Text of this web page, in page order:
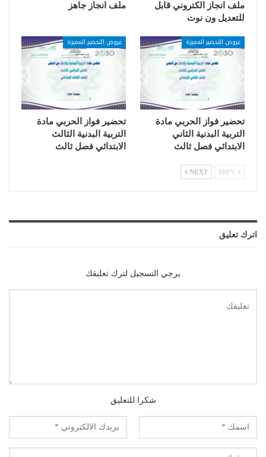
ملف انجاز الكتروني قابل
للتعديل ون نوت
ملف انجاز جاهز
عروض التحضير المميزة
تحضير فواز الحربي مادة
التربية البدنية الثاني
الابتدائي فصل ثالث
عروض التحضير المميزة
تحضير فواز الحربي مادة
التربية البدنية الثالث
الابتدائي فصل ثالث
NEXT
اترك تعليق
يرجي التسجيل لترك تعليقك
شكرا للتعليق